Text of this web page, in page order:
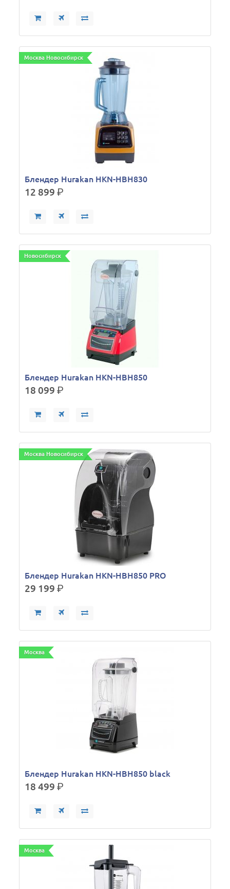
Москва Новосибирск
Блендер Hurakan HKN-HBH830
12 899р.
Новосибирск
Блендер Hurakan HKN-HBH850
18 099р.
Москва Новосибирск
Блендер Hurakan HKN-HBH850 PRO
29 199р.
Москва
Блендер Hurakan HKN-HBH850 black
18 499р.
Москва